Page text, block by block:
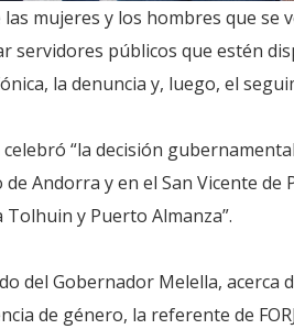
las mujeres y los hombres que
servidores públicos que estén
la denuncia y, luego, el
“la decisión
Andorra y en el San Vicente
y Puerto Almanza”.
del Gobernador Melella,
de género, la referente de